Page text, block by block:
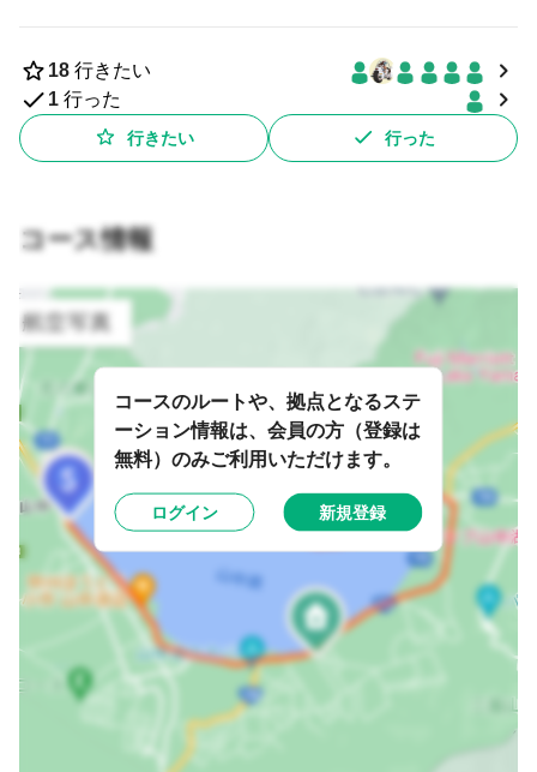
18 行きたい
1 行った
行きたい 行った
コース情報
コースのルートや、拠点となるステ
ーション情報は、会員の方（登録は
無料）のみご利用いただけます。
ログイン 新規登録